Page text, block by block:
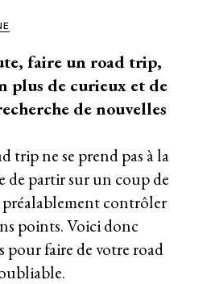
faire un road trip,
plus de curieux et de
de nouvelles
trip ne se prend pas à la
de partir sur un coup de
préalablement contrôler
points. Voici donc
pour faire de votre road